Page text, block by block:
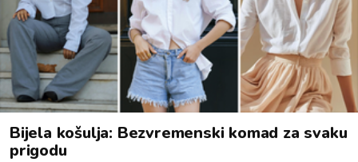
Bijela košulja: Bezvremenski komad za svaku
prigodu